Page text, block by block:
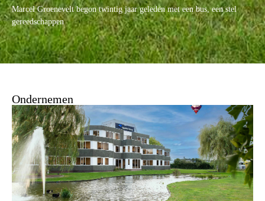
Marcel Groenevelt begon twintig jaar geleden met een bus, een stel
gereedschappen
Ondernemen